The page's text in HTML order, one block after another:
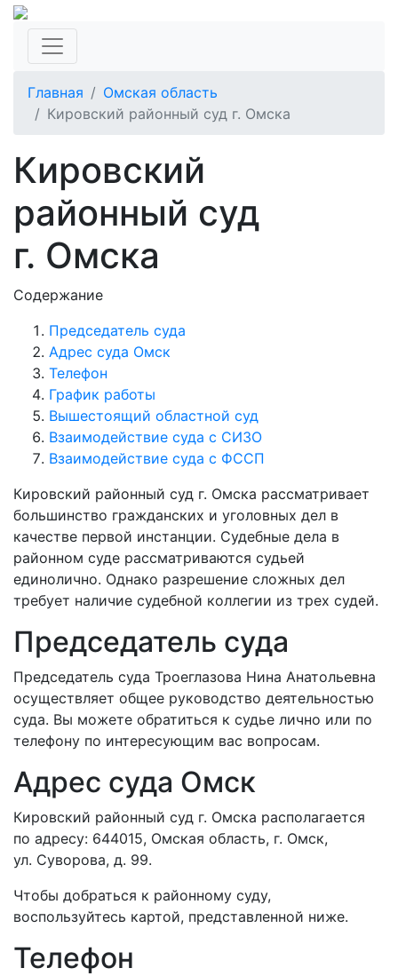
Главная
Омская область
Кировский районный суд г. Омска
Кировский
районный суд
г. Омска
Содержание
Председатель суда
Адрес суда Омск
Телефон
График работы
Вышестоящий областной суд
Взаимодействие суда с СИЗО
Взаимодействие суда с ФССП
Кировский районный суд г. Омска рассматривает
большинство гражданских и уголовных дел в
качестве первой инстанции. Судебные дела в
районном суде рассматриваются судьей
единолично. Однако разрешение сложных дел
требует наличие судебной коллегии из трех судей.
Председатель суда
Председатель суда Троеглазова Нина Анатольевна
осуществляет общее руководство деятельностью
суда. Вы можете обратиться к судье лично или по
телефону по интересующим вас вопросам.
Адрес суда Омск
Кировский районный суд г. Омска располагается
по адресу: 644015, Омская область, г. Омск,
ул. Суворова, д. 99.
Чтобы добраться к районному суду,
воспользуйтесь картой, представленной ниже.
Телефон